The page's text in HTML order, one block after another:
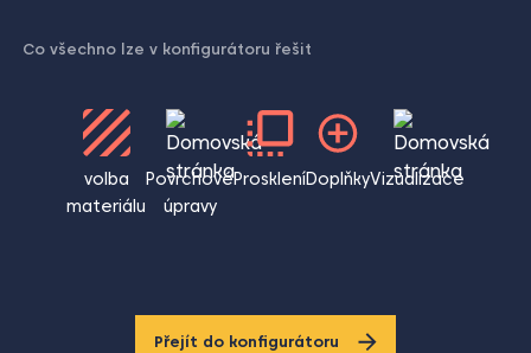
Co všechno lze v konfigurátoru řešit
volba
materiálu
Povrchové
úpravy
ProskleníDoplňkyVizualizace
Přejít do konfigurátoru